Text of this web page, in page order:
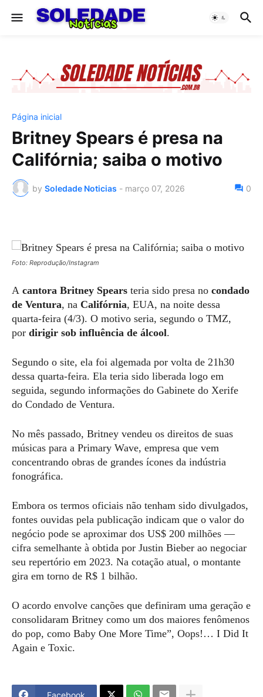
Página inicial
Britney Spears é presa na
Califórnia; saiba o motivo
by Soledade Noticias - março 07, 2026 0
Foto: Reprodução/Instagram
A cantora Britney Spears teria sido presa no condado
de Ventura, na Califórnia, EUA, na noite dessa
quarta-feira (4/3). O motivo seria, segundo o TMZ,
por dirigir sob influência de álcool.
Segundo o site, ela foi algemada por volta de 21h30
dessa quarta-feira. Ela teria sido liberada logo em
seguida, segundo informações do Gabinete do Xerife
do Condado de Ventura.
No mês passado, Britney vendeu os direitos de suas
músicas para a Primary Wave, empresa que vem
concentrando obras de grandes ícones da indústria
fonográfica.
Embora os termos oficiais não tenham sido divulgados,
fontes ouvidas pela publicação indicam que o valor do
negócio pode se aproximar dos US$ 200 milhões —
cifra semelhante à obtida por Justin Bieber ao negociar
seu repertório em 2023. Na cotação atual, o montante
gira em torno de R$ 1 bilhão.
O acordo envolve canções que definiram uma geração e
consolidaram Britney como um dos maiores fenômenos
do pop, como Baby One More Time”, Oops!… I Did It
Again e Toxic.
Facebook